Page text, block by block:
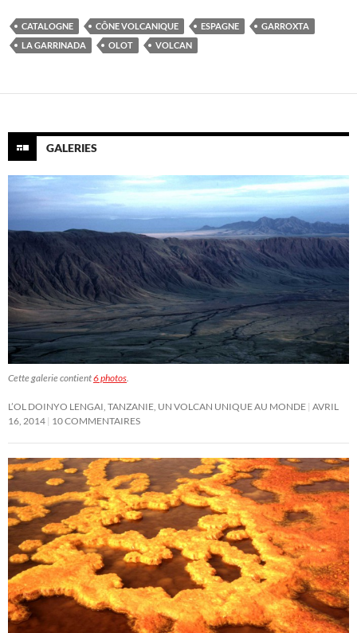
CATALOGNE CÔNE VOLCANIQUE ESPAGNE
GARROXTA
LA GARRINADA
OLOT VOLCAN
GALERIES
Cette galerie contient6 photos.
L’OL DOINYO LENGAI, TANZANIE, UN VOLCAN UNIQUE AU MONDE AVRIL
16, 2014 10 COMMENTAIRES